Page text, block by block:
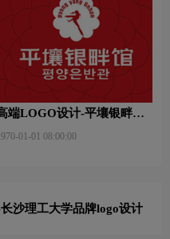
端LOGO设计-平壤银畔馆
01-01 08:00:00
沙理工大学品牌logo设计